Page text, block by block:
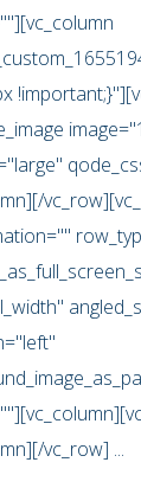
vc_row] ...